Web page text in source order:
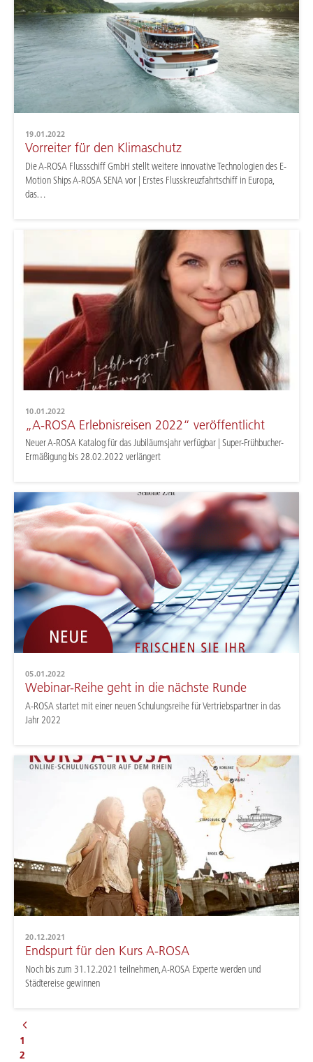
19.01.2022
Vorreiter für den Klimaschutz
Die A-ROSA Flussschiff GmbH stellt weitere innovative Technologien des E-
Motion Ships A-ROSA SENA vor | Erstes Flusskreuzfahrtschiff in Europa,
das…
10.01.2022
„A-ROSA Erlebnisreisen 2022“ veröffentlicht
Neuer A-ROSA Katalog für das Jubiläumsjahr verfügbar | Super-Frühbucher-
Ermäßigung bis 28.02.2022 verlängert
05.01.2022
Webinar-Reihe geht in die nächste Runde
A-ROSA startet mit einer neuen Schulungsreihe für Vertriebspartner in das
Jahr 2022
20.12.2021
Endspurt für den Kurs A-ROSA
Noch bis zum 31.12.2021 teilnehmen, A-ROSA Experte werden und
Städtereise gewinnen
1
2